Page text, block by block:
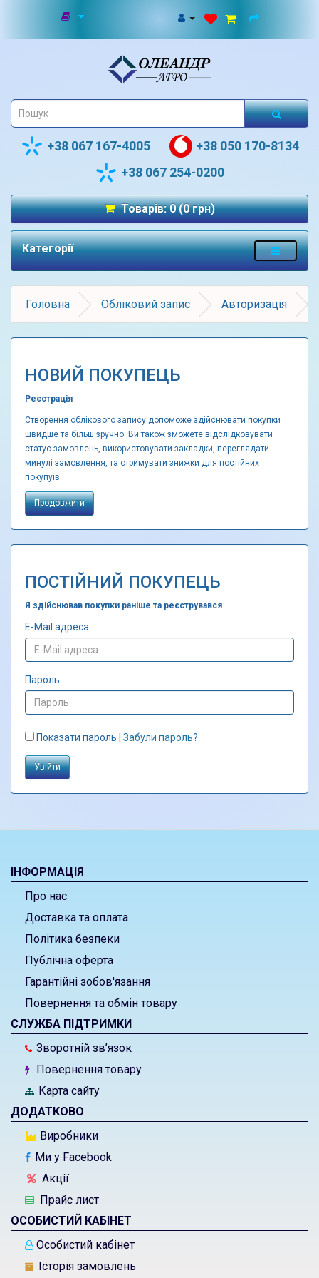
+38 067 167-4005
+38 050 170-8134
+38 067 254-0200
Товарів: 0 (0 грн)
Категорії
Головна Обліковий запис Авторизація
НОВИЙ ПОКУПЕЦЬ
Реєстрація
Створення облікового запису допоможе здійснювати покупки
швидше та більш зручно. Ви також зможете відслідковувати
статус замовлень, використовувати закладки, переглядати
минулі замовлення, та отримувати знижки для постійних
покупуів.
Продовжити
ПОСТІЙНИЙ ПОКУПЕЦЬ
Я здійснював покупки раніше та реєструвався
E-Mail адреса
Пароль
Показати пароль | Забули пароль?
ІНФОРМАЦІЯ
Про нас
Доставка та оплата
Політика безпеки
Публічна оферта
Гарантійні зобов'язання
Повернення та обмін товару
СЛУЖБА ПІДТРИМКИ
Зворотній зв’язок
Повернення товару
Карта сайту
ДОДАТКОВО
Виробники
Ми у Facebook
Акції
Прайс лист
ОСОБИСТИЙ КАБІНЕТ
Особистий кабінет
Історія замовлень